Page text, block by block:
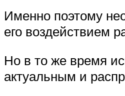
Именно поэтому
его воздействием
Но в то же время
актуальным и